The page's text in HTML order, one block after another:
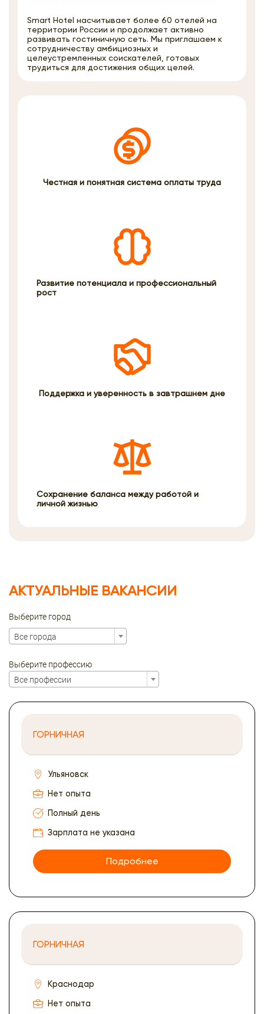
Smart Hotel насчитывает более 60 отелей на
территории России и продолжает активно
развивать гостиничную сеть. Мы приглашаем к
сотрудничеству амбициозных и
целеустремленных соискателей, готовых
трудиться для достижения общих целей.
Честная и понятная система оплаты труда
Развитие потенциала и профессиональный
рост
Поддержка и уверенность в завтрашнем дне
Сохранение баланса между работой и
личной жизнью
АКТУАЛЬНЫЕ ВАКАНСИИ
Выберите город
Все города
Выберите профессию
Все профессии
ГОРНИЧНАЯ
Ульяновск
Нет опыта
Полный день
Зарплата не указана
Подробнее
ГОРНИЧНАЯ
Краснодар
Нет опыта